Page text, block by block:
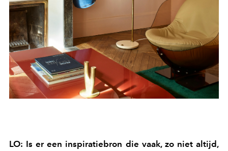
LO: Is er een inspiratiebron die vaak, zo niet altijd,